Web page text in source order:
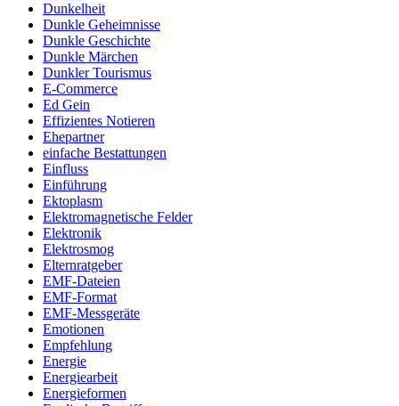
Dunkelheit
Dunkle Geheimnisse
Dunkle Geschichte
Dunkle Märchen
Dunkler Tourismus
E-Commerce
Ed Gein
Effizientes Notieren
Ehepartner
einfache Bestattungen
Einfluss
Einführung
Ektoplasm
Elektromagnetische Felder
Elektronik
Elektrosmog
Elternratgeber
EMF-Dateien
EMF-Format
EMF-Messgeräte
Emotionen
Empfehlung
Energie
Energiearbeit
Energieformen